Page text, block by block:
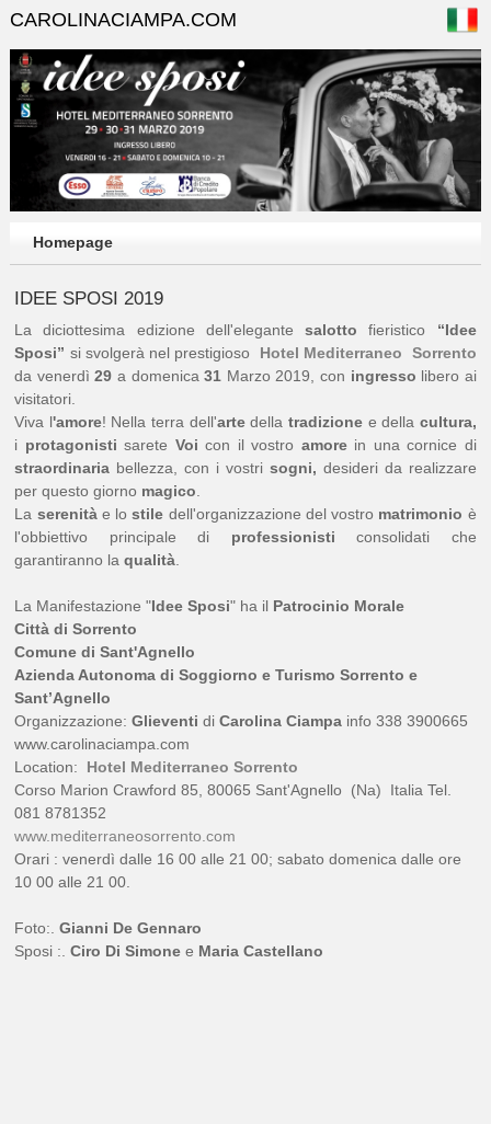
CAROLINACIAMPA.COM
Homepage
IDEE SPOSI 2019
La diciottesima edizione dell'elegantesalotto fieristico “Idee
Sposi” si svolgerà nel prestigioso Hotel Mediterraneo Sorrento
da venerdì 29 a domenica31 Marzo 2019, con ingresso libero ai
visitatori.
Viva l'amore! Nella terra dell'artedella tradizionee della cultura,
i protagonisti sarete Voi con il vostro amorein una cornice di
straordinaria bellezza, con i vostri sogni, desideri da realizzare
per questo giorno magico.
La serenitàe lostile dell'organizzazione del vostro matrimonio è
l'obbiettivo principale di professionisti consolidati che
garantiranno laqualità.
La Manifestazione "Idee Sposi" ha il Patrocinio Morale
Città di Sorrento
Comune di Sant'Agnello
Azienda Autonoma di Soggiorno e Turismo Sorrento e
Sant’Agnello
Organizzazione:Glieventi diCarolina Ciampa info 338 3900665
www.carolinaciampa.com
Location:
Hotel Mediterraneo Sorrento
Corso Marion Crawford 85, 80065 Sant'Agnello (Na) Italia Tel.
081 8781352
www.mediterraneosorrento.com
Orari : venerdì dalle 16 00 alle 21 00; sabato domenica dalle ore
10 00 alle 21 00.
Foto:.Gianni De Gennaro
Sposi :.Ciro Di Simone e Maria Castellano